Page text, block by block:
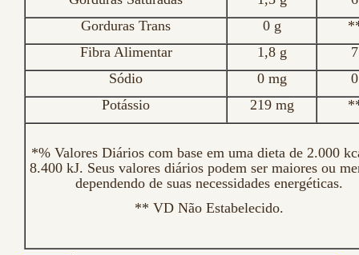
Gorduras Trans
0 g
Fibra Alimentar
1,8 g
7
Sódio
0 mg
0
Potássio
219 mg
*% Valores Diários com base em uma dieta de 2.000
8.400 kJ. Seus valores diários podem ser maiores ou
dependendo de suas necessidades energéticas.
** VD Não Estabelecido.